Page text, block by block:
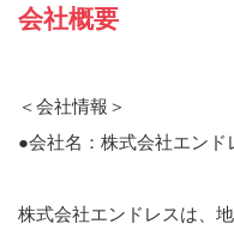
会社概要
＜会社情報＞
●会社名：株式会社エンド
株式会社エンドレスは、